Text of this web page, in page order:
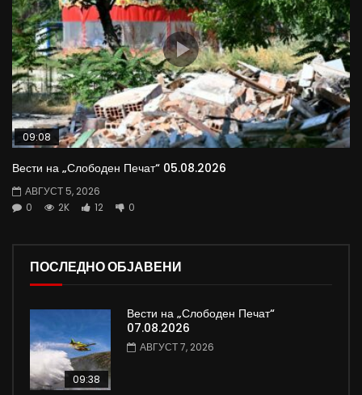
09:08
Вести на „Слободен Печат“ 05.08.2026
АВГУСТ 5, 2026
0
2K 12 0
ПОСЛЕДНО ОБЈАВЕНИ
09:38
Вести на „Слободен Печат“
07.08.2026
АВГУСТ 7, 2026